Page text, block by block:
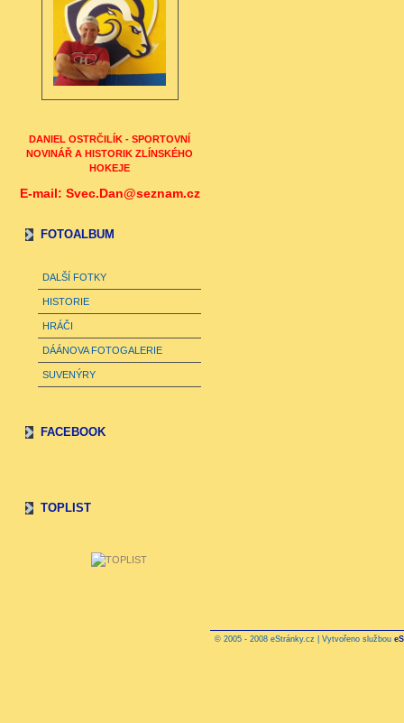
DANIEL OSTRČILÍK - SPORTOVNÍ
NOVINÁŘ A HISTORIK ZLÍNSKÉHO
HOKEJE
E-mail: Svec.Dan@seznam.cz
FOTOALBUM
DALŠÍ FOTKY
HISTORIE
HRÁČI
DÁÁNOVA FOTOGALERIE
SUVENÝRY
FACEBOOK
TOPLIST
© 2005 - 2008 eStránky.cz | Vytvořeno službou